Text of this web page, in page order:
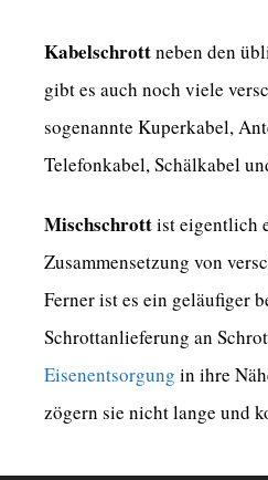
Kabelschrottneben den
gibt es auch noch viele
sogenannte Kuperkabel,
Telefonkabel, Schälkabel
Mischschrottist eigentlich
Zusammensetzung von
Ferner ist es ein geläufiger
Schrottanlieferung an
Eisenentsorgung in ihre
zögern sie nicht lange und